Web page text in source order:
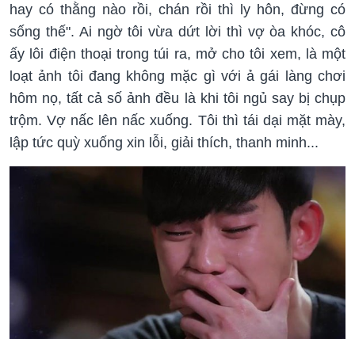
hay có thằng nào rồi, chán rồi thì ly hôn, đừng có
sống thế". Ai ngờ tôi vừa dứt lời thì vợ òa khóc, cô
ấy lôi điện thoại trong túi ra, mở cho tôi xem, là một
loạt ảnh tôi đang không mặc gì với ả gái làng chơi
hôm nọ, tất cả số ảnh đều là khi tôi ngủ say bị chụp
trộm. Vợ nấc lên nấc xuống. Tôi thì tái dại mặt mày,
lập tức quỳ xuống xin lỗi, giải thích, thanh minh...